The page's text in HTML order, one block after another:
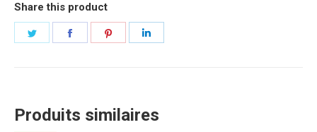
Share this product
Partager
Partager Partager
Produits similaires